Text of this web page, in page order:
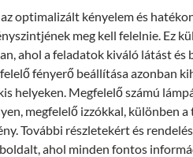
optimalizált kényelem és
meg kell felelnie. Ez
ahol a feladatok kiváló látást és
fényerő beállítása azonban
helyeken. Megfelelő számú
megfelelő izzókkal, különben
További részletekért és
ahol minden fontos